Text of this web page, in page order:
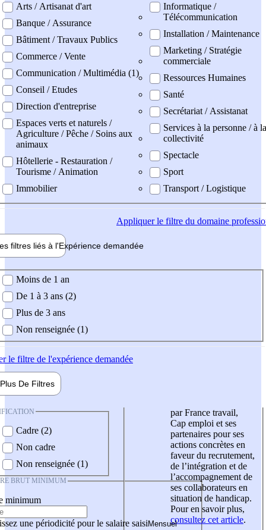
Arts / Artisanat d'art
Banque / Assurance
Bâtiment / Travaux Publics
Commerce / Vente
Communication / Multimédia (1)
Conseil / Etudes
Direction d'entreprise
Espaces verts et naturels /
Agriculture / Pêche / Soins aux
animaux
Hôtellerie - Restauration /
Tourisme / Animation
Immobilier
Informatique /
Télécommunication
Installation / Maintenance
Marketing / Stratégie
commerciale
Ressources Humaines
Santé
Secrétariat / Assistanat
Services à la personne / à la
collectivité
Spectacle
Sport
Transport / Logistique
Appliquerle filtre du domaine
filtres liés à l'Expérience demandée
demandée
Moins de 1 an
De 1 à 3 ans (2)
Plus de 3 ans
Non renseignée (1)
le filtre de l'expérience demandée
Plus De Filtres
Cadre (2)
Non cadre
Non renseignée (1)
BRUT MINIMUM
minimum
une périodicité pour le salaire saisi
par France travail,
Cap emploi et ses
partenaires pour ses
actions concrètes en
faveur du recrutement,
de l’intégration et de
l’accompagnement de
ses collaborateurs en
situation de handicap.
Pour en savoir plus,
consultez cet article.